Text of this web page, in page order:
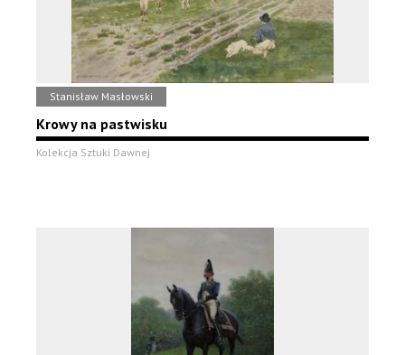
Stanisław Masłowski
Krowy na pastwisku
Kolekcja Sztuki Dawnej